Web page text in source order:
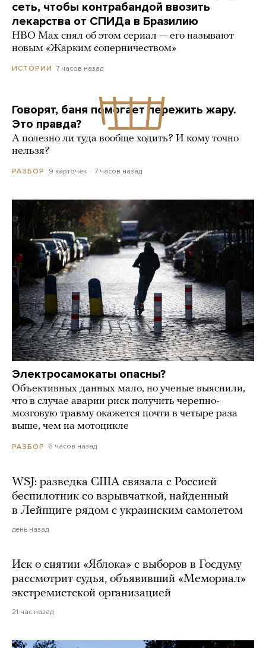
сеть, чтобы контрабандой ввозить
лекарства от СПИДа в Бразилию
HBO Max снял об этом сериал — его называют
новым «Жарким соперничеством»
ИСТОРИИ 7 часов назад
Говорят, баня помогает пережить жару.
Это правда?
А полезно ли туда вообще ходить? И кому точно
нельзя?
РАЗБОР 9 карточек 7 часов назад
Электросамокаты опасны?
Объективных данных мало, но ученые выяснили,
что в случае аварии риск получить черепно-
мозговую травму окажется почти в четыре раза
выше, чем на мотоцикле
РАЗБОР 6 часов назад
WSJ: разведка США связала с Россией
беспилотник со взрывчаткой, найденный
в Лейпциге рядом с украинским самолетом
день назад
Иск о снятии «Яблока» с выборов в Госдуму
рассмотрит судья, объявивший «Мемориал»
экстремистской организацией
21 час назад